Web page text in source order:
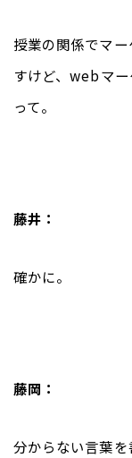
授業の関係でマ
すけど、webマ
って。
藤井：
確かに。
藤岡：
分からない言葉